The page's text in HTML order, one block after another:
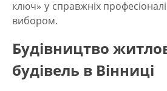
ключ» у справжніх
вибором.
Будівництво
будівель в Вінниці